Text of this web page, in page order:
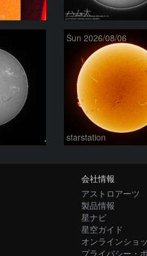
ハム太
Sun 2026/08/06
starstation
会社情報
アストロアーツ
製品情報
星ナビ
星空ガイド
オンラインショ
プライバシー・